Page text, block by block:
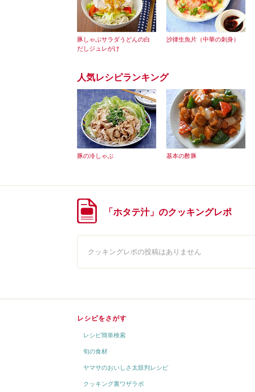
豚しゃぶサラダうどんの白
だしジュレがけ
沙律生魚片（中華の刺身）
人気レシピランキング
豚の冷しゃぶ 基本の酢豚
「ホタテ汁」のクッキングレポ
クッキングレポの投稿はありません
レシピをさがす
レシピ簡単検索
旬の食材
ヤマサのおいしさ太鼓判レシピ
クッキング裏ワザラボ